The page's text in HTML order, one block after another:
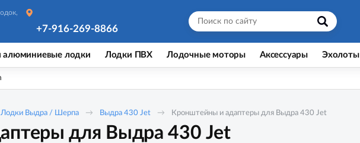
+7-916-269-8866
алюминиевые лодки Лодки ПВХ Лодочные моторы Аксессуары Эхолоты
Лодки Выдра / Шерпа Выдра 430 Jet Кронштейны и адаптеры для Выдра 430 Jet
для Выдра 430 Jet